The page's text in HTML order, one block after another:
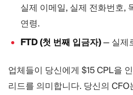
실제 이메일, 실제 전화번호,
연령.
FTD (첫 번째 입금자)— 실제
업체들이 당신에게 $15 CPL을
리드를 의미합니다. 당신의 CFO